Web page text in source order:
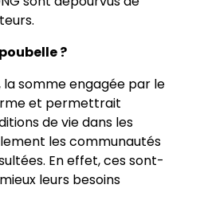
?
la somme engagée par le
et permettrait
de vie dans les
les communautés
En effet, ces sont-
leurs besoins